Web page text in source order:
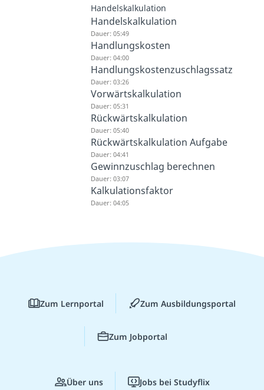
Handelskalkulation
Handelskalkulation
Dauer: 05:49
Handlungskosten
Dauer: 04:00
Handlungskostenzuschlagssatz
Dauer: 03:26
Vorwärtskalkulation
Dauer: 05:31
Rückwärtskalkulation
Dauer: 05:40
Rückwärtskalkulation Aufgabe
Dauer: 04:41
Gewinnzuschlag berechnen
Dauer: 03:07
Kalkulationsfaktor
Dauer: 04:05
Zum Lernportal Zum Ausbildungsportal
Zum Jobportal
Über uns Jobs bei Studyflix